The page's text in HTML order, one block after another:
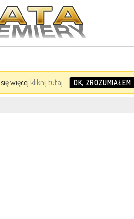
więcej kliknij tutaj. OK, ZROZUMIAŁEM